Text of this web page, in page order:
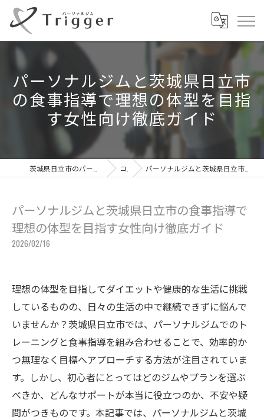
パーソナルジムと茨城県日立市
の食事指導で理想の体型を目指
す女性向け徹底ガイド
コラム パーソナルジムと茨城県日立市の食事指導で理想の体型を目指す女性向け徹底ガイド
パーソナルジムと茨城県日立市の食事指導で
理想の体型を目指す女性向け徹底ガイド
2026/02/16
理想の体型を目指してダイエットや健康的な生活に挑戦
しているものの、日々の生活の中で継続できずに悩んで
いませんか？茨城県日立市では、パーソナルジムでのト
レーニングと食事指導を組み合わせることで、効率的か
つ無理なく目標へアプローチする方法が注目されていま
す。しかし、初心者にとってはどのジムやプランを選ぶ
べきか、どんなサポートが本当に役立つのか、不安や疑
問がつきものです。本記事では、パーソナルジムと茨城